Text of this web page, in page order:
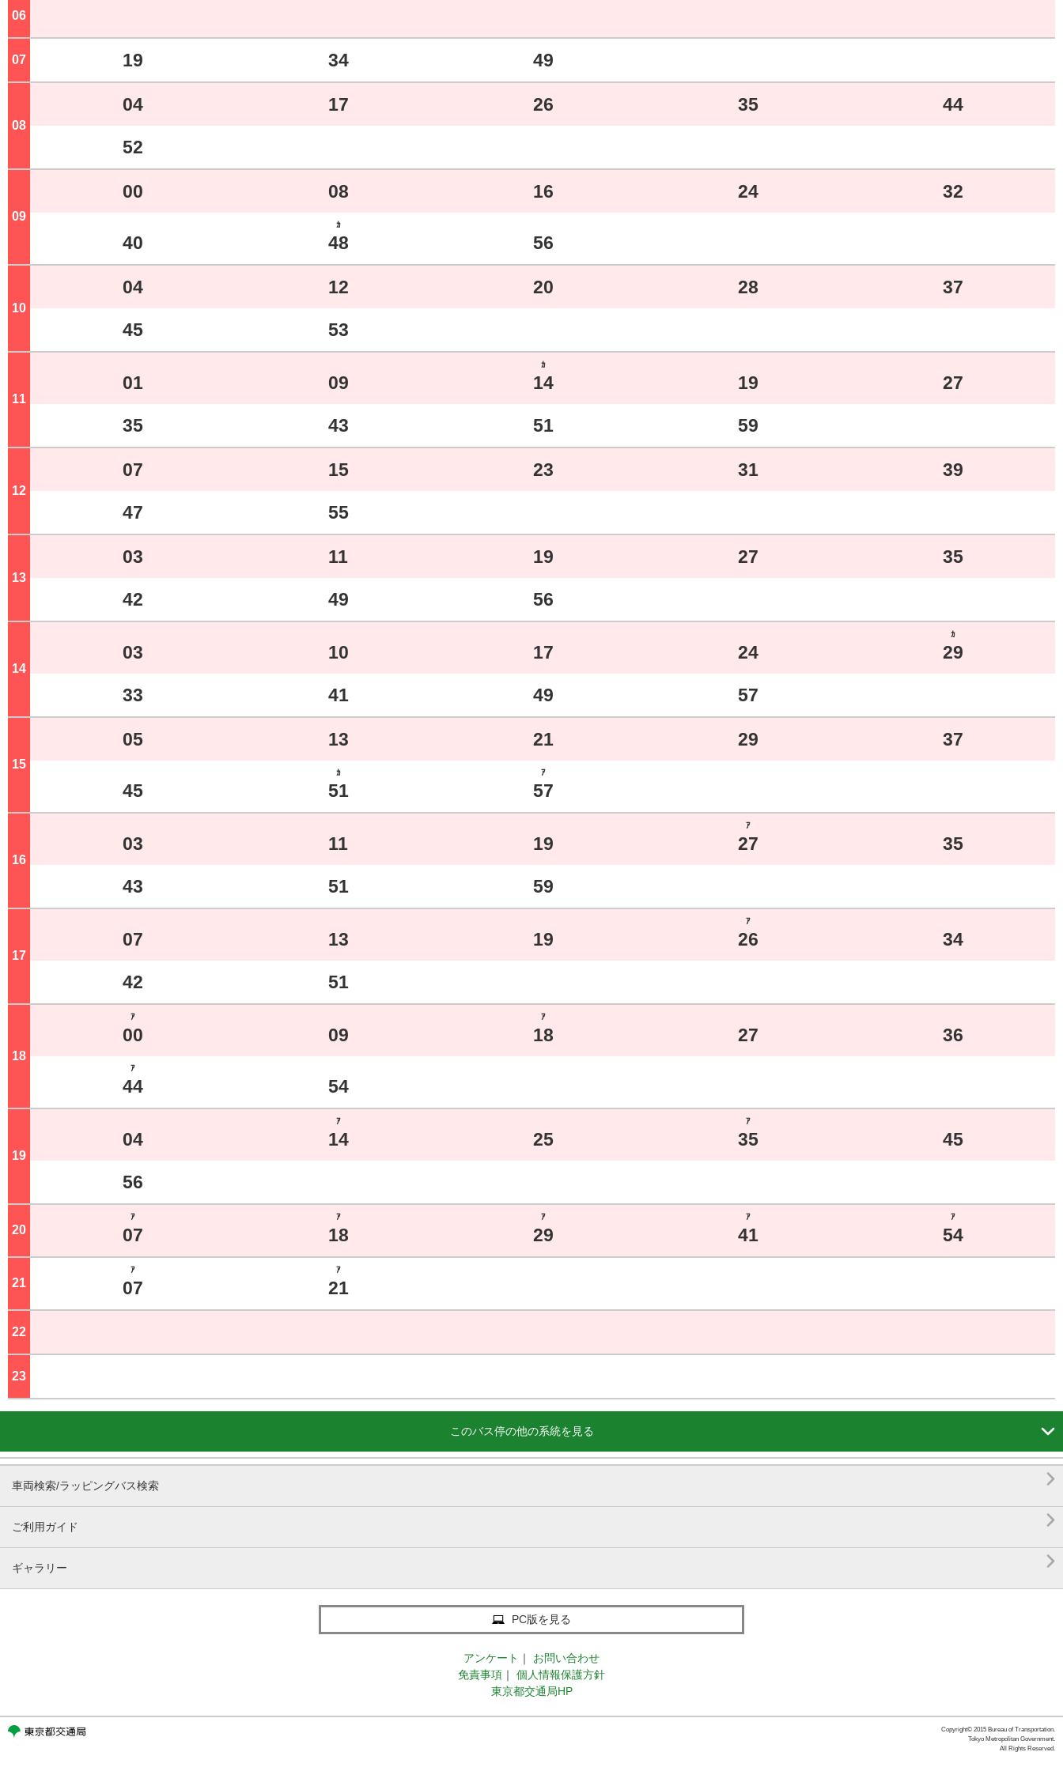
06
07 19 34 49
08
04 17 26 35 44
52
09
00 08 16 24 32
40
ｶ
48 56
10
04 12 20 28 37
45 53
11
01 09
ｶ
14 19 27
35 43 51 59
12
07 15 23 31 39
47 55
13
03 11 19 27 35
42 49 56
14
03 10 17 24
ｶ
29
33 41 49 57
15
05 13 21 29 37
45
ｶ
51
ｱ
57
16
03 11 19
ｱ
27 35
43 51 59
17
07 13 19
ｱ
26 34
42 51
18
ｱ
00 09
ｱ
18 27 36
ｱ
44 54
19
04
ｱ
14 25
ｱ
35 45
56
20
ｱ
07
ｱ
18
ｱ
29
ｱ
41
ｱ
54
21
ｱ
07
ｱ
21
22
23
このバス停の他の系統を見る 
車両検索/ラッピングバス検索 
ご利用ガイド 
ギャラリー 
PC版を見る
アンケート ｜
お問い合わせ
免責事項 ｜
個人情報保護方針
東京都交通局HP
Copyright© 2015 Bureau of Transportation.
Tokyo Metropolitan Government.
All Rights Reserved.